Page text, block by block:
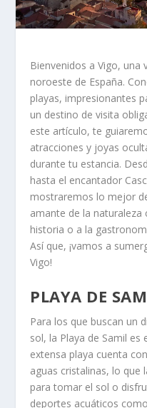
Bienvenidos a Vigo, una
noroeste de España.
playas, impresionantes
un destino de visita
este artículo, te
atracciones y joyas
durante tu estancia.
hasta el encantador
mostraremos lo mejor
amante de la
historia o a la
Así que, ¡vamos a
Vigo!
PLAYA DE
Para los que buscan un
sol, la Playa de Samil es
extensa playa cuenta
aguas cristalinas, lo que
para tomar el sol o
deportes acuáticos